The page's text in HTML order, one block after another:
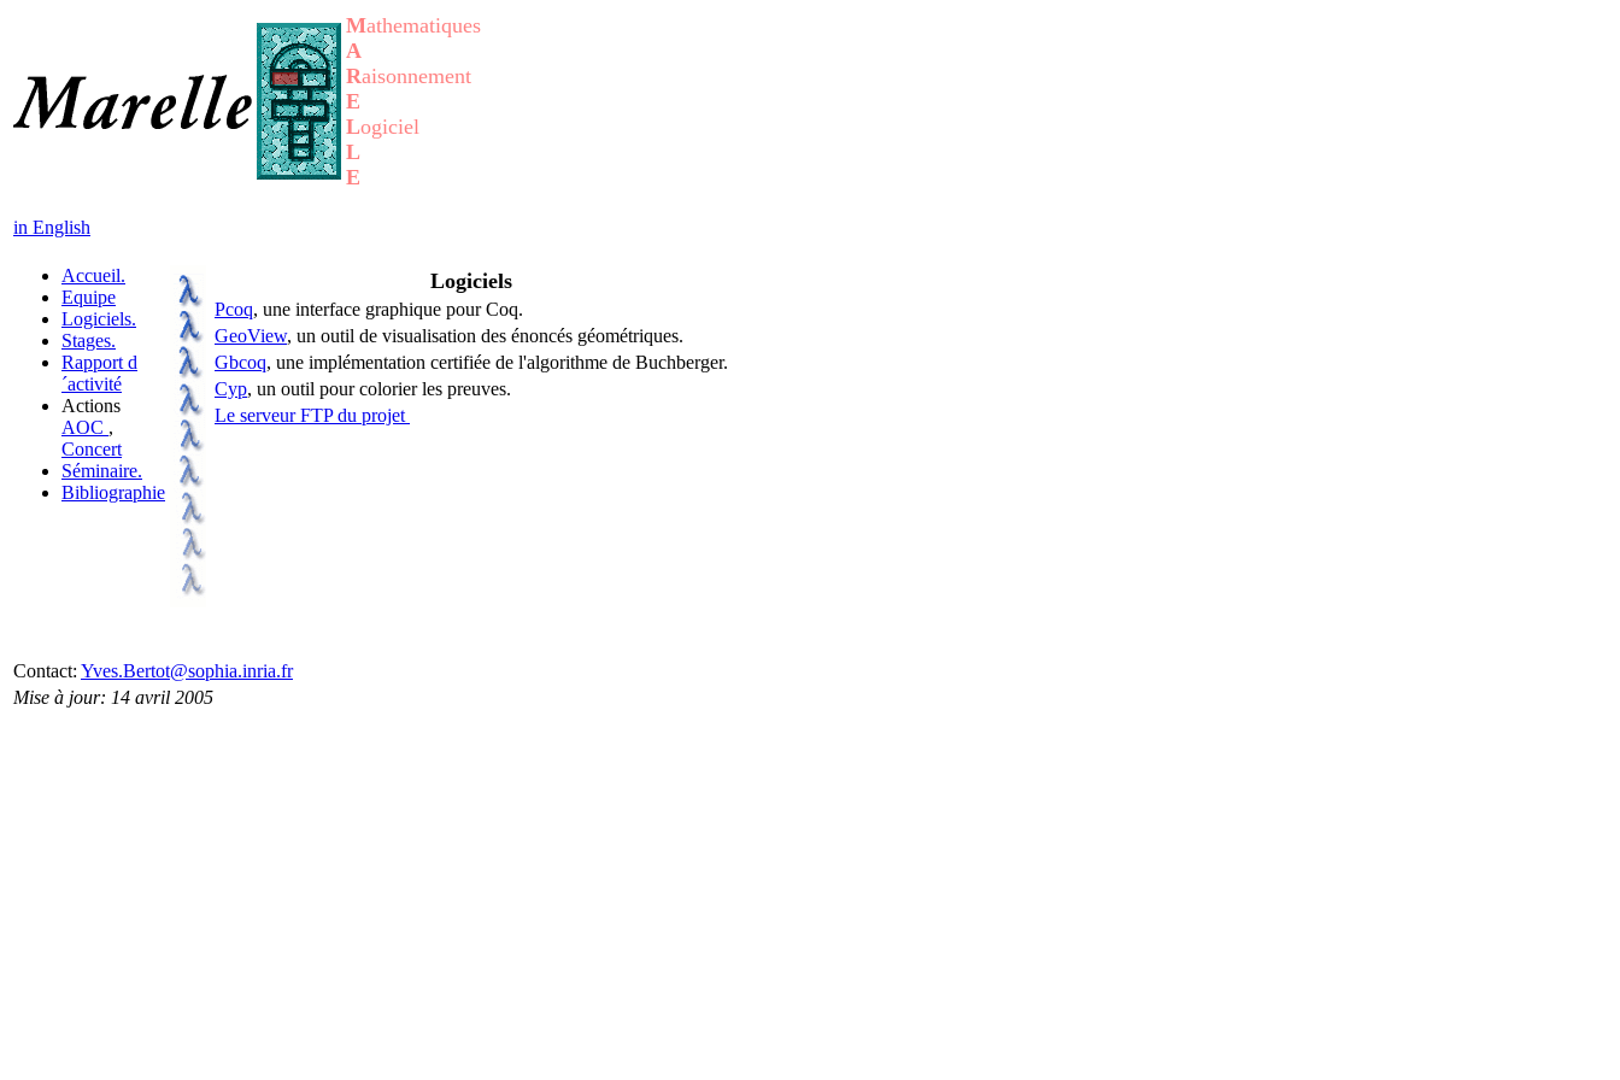
Mathematiques
A
Raisonnement
E
Logiciel
L
E
in English
Accueil.
Equipe
Logiciels.
Stages.
Rapport d
´activité
Actions
AOC ,
Concert
Séminaire.
Bibliographie
Logiciels
Pcoq, une interface graphique pour Coq.
GeoView, un outil de visualisation des énoncés géométriques.
Gbcoq, une implémentation certifiée de l'algorithme de Buchberger.
Cyp, un outil pour colorier les preuves.
Le serveur FTP du projet
Contact: Yves.Bertot@sophia.inria.fr
Mise à jour: 14 avril 2005